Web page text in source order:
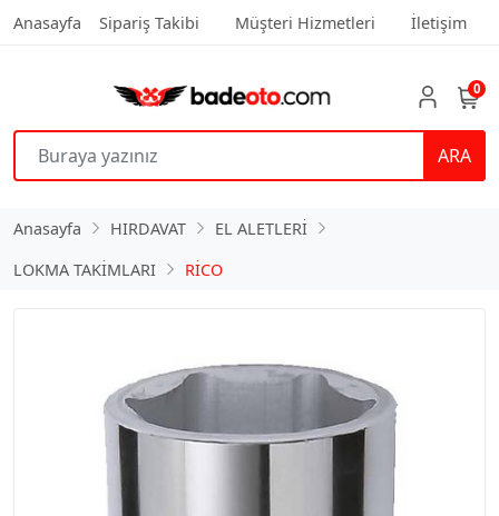
Anasayfa Sipariş Takibi Müşteri Hizmetleri İletişim
ARA
0
Anasayfa HIRDAVAT
EL ALETLERİ
LOKMA TAKİMLARI
RİCO